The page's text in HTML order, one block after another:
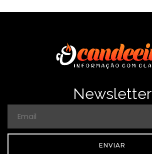
Newsletter
ENVIAR